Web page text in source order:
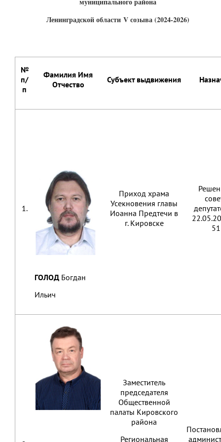
Ленинградской области V созыва (2024-2026)
№
п/
п
Фамилия Имя
Отчество
Субъект выдвижения
1.
ГОЛОД Богдан
Ильич
Приход храма
Усекновения главы
Иоанна Предтечи в
г. Кировске
51
Заместитель
председателя
Общественной
палаты Кировского
района
Региональная